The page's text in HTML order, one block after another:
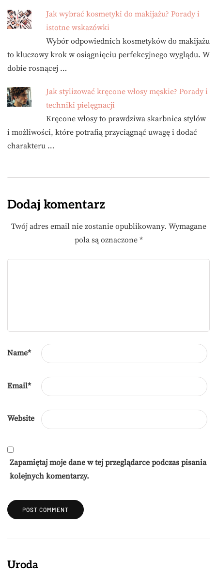
Jak wybrać kosmetyki do makijażu? Porady i
istotne wskazówki
Wybór odpowiednich kosmetyków do makijażu
to kluczowy krok w osiągnięciu perfekcyjnego wyglądu. W
dobie rosnącej …
Jak stylizować kręcone włosy męskie? Porady i
techniki pielęgnacji
Kręcone włosy to prawdziwa skarbnica stylów
i możliwości, które potrafią przyciągnąć uwagę i dodać
charakteru …
Dodaj komentarz
Twój adres email nie zostanie opublikowany. Wymagane
pola są oznaczone *
Name*
Email*
Website
Zapamiętaj moje dane w tej przeglądarce podczas pisania
kolejnych komentarzy.
Uroda